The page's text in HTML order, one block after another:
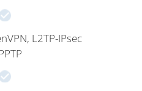
L2TP-IPsec